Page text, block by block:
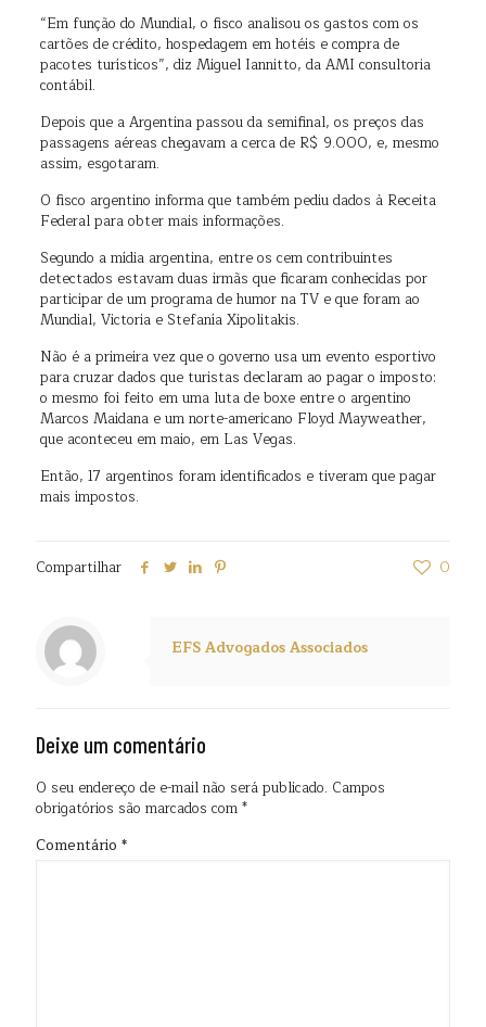
“Em função do Mundial, o fisco analisou os gastos com os
cartões de crédito, hospedagem em hotéis e compra de
pacotes turísticos”, diz Miguel Iannitto, da AMI consultoria
contábil.
Depois que a Argentina passou da semifinal, os preços das
passagens aéreas chegavam a cerca de R$ 9.000, e, mesmo
assim, esgotaram.
O fisco argentino informa que também pediu dados à Receita
Federal para obter mais informações.
Segundo a mídia argentina, entre os cem contribuintes
detectados estavam duas irmãs que ficaram conhecidas por
participar de um programa de humor na TV e que foram ao
Mundial, Victoria e Stefanía Xipolitakis.
Não é a primeira vez que o governo usa um evento esportivo
para cruzar dados que turistas declaram ao pagar o imposto:
o mesmo foi feito em uma luta de boxe entre o argentino
Marcos Maidana e um norte-americano Floyd Mayweather,
que aconteceu em maio, em Las Vegas.
Então, 17 argentinos foram identificados e tiveram que pagar
mais impostos.
Compartilhar 0
EFS Advogados Associados
Deixe um comentário
O seu endereço de e-mail não será publicado. Campos
obrigatórios são marcados com*
Comentário *